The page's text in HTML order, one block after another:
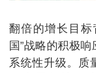
翻倍的增长目标
国”战略的积极
系统性升级。质